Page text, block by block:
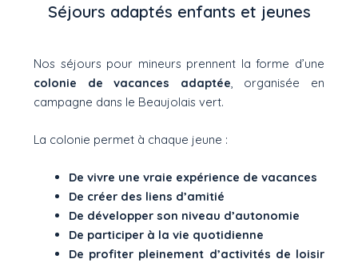
Séjours adaptés enfants et jeunes
Nos séjours pour mineurs prennent la forme d’une
colonie de vacances adaptée , organisée en
campagne dans le Beaujolais vert.
La colonie permet à chaque jeune :
De vivre une vraie expérience de vacances
De créer des liens d’amitié
De développer son niveau d’autonomie
De participer à la vie quotidienne
De profiter pleinement d’activités de loisir